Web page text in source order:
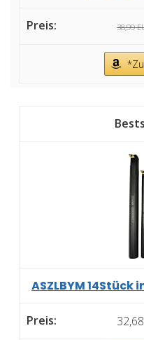
38,99
ASZLBYM